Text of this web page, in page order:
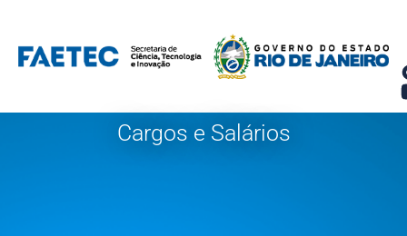
Pular
para
conteúdo
Cargos e Salários